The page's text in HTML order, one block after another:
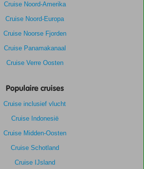
Cruise Noord-Amerika
Cruise Noord-Europa
Cruise Noorse Fjorden
Cruise Panamakanaal
Cruise Verre Oosten
Populaire cruises
Cruise inclusief vlucht
Cruise Indonesië
Cruise Midden-Oosten
Cruise Schotland
Cruise IJsland